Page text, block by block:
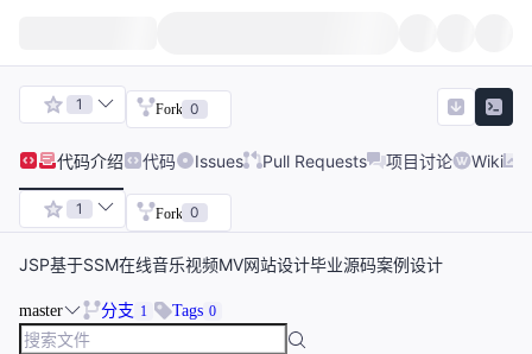
1 Fork 0
代码介绍 代码 Issues Pull Requests 项目讨论 Wiki
1 Fork 0
JSP基于SSM在线音乐视频MV网站设计毕业源码案例设计
master 分支 1 Tags 0